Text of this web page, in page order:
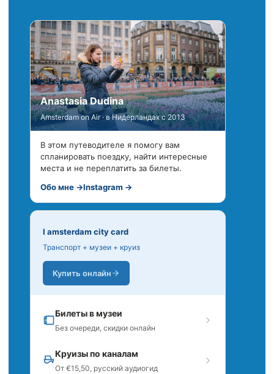
Anastasia Dudina
Amsterdam on Air · в Нидерландах с 2013
В этом путеводителе я помогу вам
спланировать поездку, найти интересные
места и не переплатить за билеты.
Обо мне →Instagram →
I amsterdam city card
Транспорт + музеи + круиз
Купить онлайн
Билеты в музеи
Без очереди, скидки онлайн
Круизы по каналам
От €15,50, русский аудиогид